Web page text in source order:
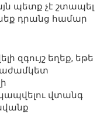
պետք չէ շտապել
դրանց համար
զգույշ եղեք, եթե
վտանգ